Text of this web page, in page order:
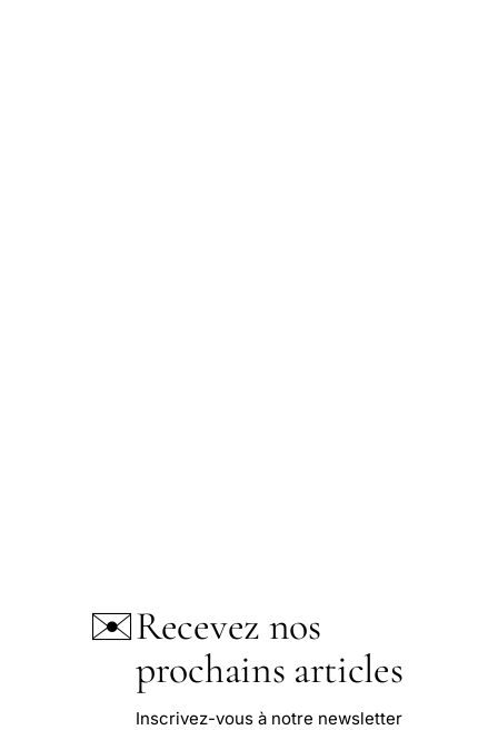
✉️Recevez nos
prochains articles
Inscrivez-vous à notre newsletter